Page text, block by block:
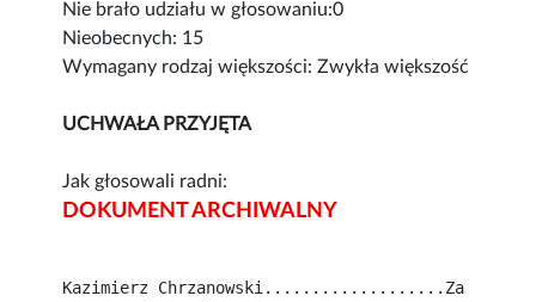
Nie brało udziału w głosowaniu:0
Nieobecnych: 15
Wymagany rodzaj większości: Zwykła większość
UCHWAŁA PRZYJĘTA
Jak głosowali radni:
DOKUMENT ARCHIWALNY
Kazimierz Chrzanowski...................Za